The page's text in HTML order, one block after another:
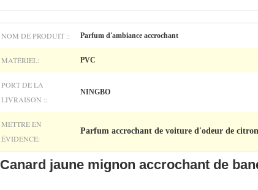
NOM DE PRODUIT :: Parfum d'ambiance accrochant
MATÉRIEL: PVC
PORT DE LA
LIVRAISON ::
NINGBO
METTRE EN
ÉVIDENCE:
Parfum accrochant de voiture d'odeur de citron
Canard jaune mignon accrochant de